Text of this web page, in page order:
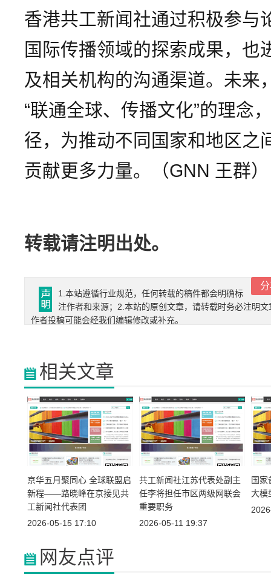
香港共工新闻社通过积极参与
国际传播领域的探索成果，也
及相关机构的沟通渠道。未来
“联通全球、传播文化”的理念
径，为推动不同国家和地区之
贡献更多力量。（GNN 王群）
转载请注明出处。
1.本站遵循行业规范，任何转载的稿件都会明确标
注作者和来源；2.本站的原创文章，请转载时务必注明
作者投稿可能会经我们编辑修改或补充。
相关文章
京华五月聚同心 全球联盟启
新程——路晓峰在京接见共
工新闻社代表团
2026-05-15 17:10
共工新闻社江苏代表处副主
任李将担任市区两级网联会
重要职务
2026-05-11 19:37
国家
大模
网友点评